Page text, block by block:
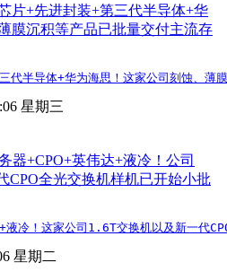
片+先进封装+第三代半导体+华
膜沉积等产品已批量交付主流存
代半导体+华为海思！这家公司刻蚀、薄
星期三
器+CPO+英伟达+液冷！公司
CPO全光交换机样机已开始小批
冷！这家公司1.6T交换机以及新一代
星期二